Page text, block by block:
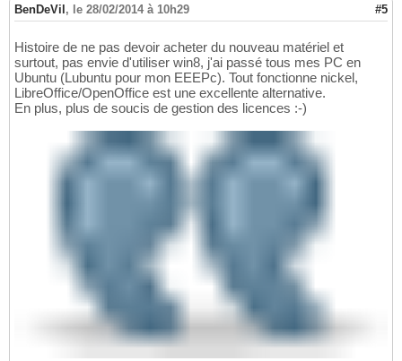
BenDeVil , le 28/02/2014 à 10h29 #5
Histoire de ne pas devoir acheter du nouveau matériel et
surtout, pas envie d'utiliser win8, j'ai passé tous mes PC en
Ubuntu (Lubuntu pour mon EEEPc). Tout fonctionne nickel,
LibreOffice/OpenOffice est une excellente alternative.
En plus, plus de soucis de gestion des licences :-)